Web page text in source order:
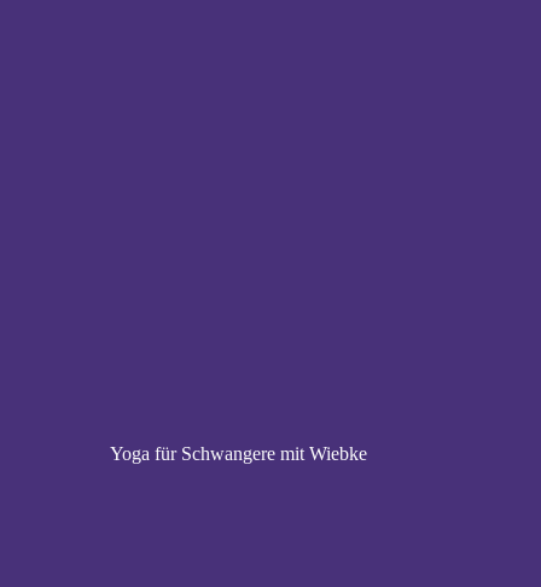
Yoga für Schwangere mit Wiebke